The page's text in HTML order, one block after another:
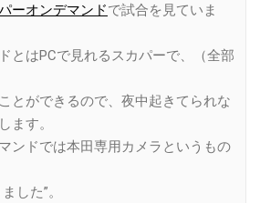
ーオンデマンドで試合を見ていま
とはPCで見れるスカパーで、（全部
とができるので、夜中起きてられな
ます。
ンドでは本田専用カメラというもの
した”。